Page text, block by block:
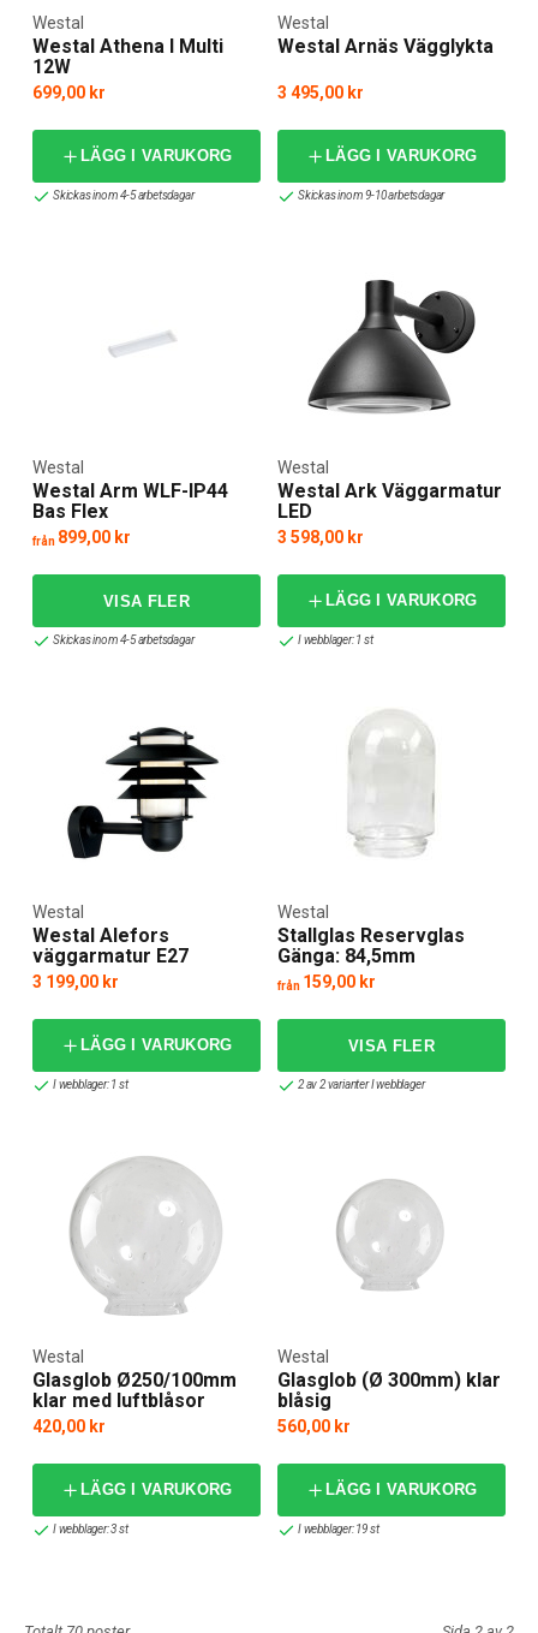
Westal Athena I Multi
12W
Westal
699,00 kr
LÄGG I VARUKORG
Skickas inom 4-5 arbetsdagar
Westal Arnäs Vägglykta
Westal
3 495,00 kr
LÄGG I VARUKORG
Skickas inom 9-10 arbetsdagar
Westal Arm WLF-IP44
Bas Flex
Westal
från 899,00 kr
Skickas inom 4-5 arbetsdagar
Westal Ark Väggarmatur
LED
Westal
3 598,00 kr
LÄGG I VARUKORG
I webblager: 1 st
Westal Alefors
väggarmatur E27
Westal
3 199,00 kr
LÄGG I VARUKORG
I webblager: 1 st
Stallglas Reservglas
Gänga: 84,5mm
Westal
från 159,00 kr
2 av 2 varianter I webblager
Glasglob Ø250/100mm
klar med luftblåsor
Westal
420,00 kr
LÄGG I VARUKORG
I webblager: 3 st
Glasglob (Ø 300mm) klar
blåsig
Westal
560,00 kr
LÄGG I VARUKORG
I webblager: 19 st